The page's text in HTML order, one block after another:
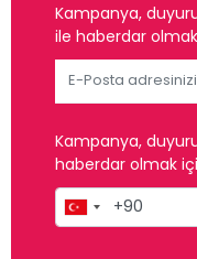
Kampanya,
ile haberdar
Kampanya,
haberdar olmak